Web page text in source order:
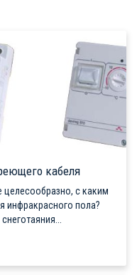
кабеля
целесообразно, с каким
инфракрасного пола?